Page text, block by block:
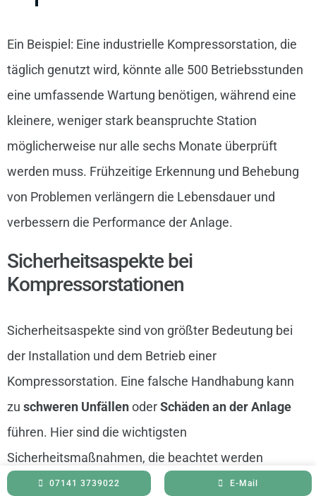
Ein Beispiel: Eine industrielle Kompressorstation, die
täglich genutzt wird, könnte alle 500 Betriebsstunden
eine umfassende Wartung benötigen, während eine
kleinere, weniger stark beanspruchte Station
möglicherweise nur alle sechs Monate überprüft
werden muss. Frühzeitige Erkennung und Behebung
von Problemen verlängern die Lebensdauer und
verbessern die Performance der Anlage.
Sicherheitsaspekte bei
Kompressorstationen
Sicherheitsaspekte sind von größter Bedeutung bei
der Installation und dem Betrieb einer
Kompressorstation. Eine falsche Handhabung kann
zu schweren UnfällenoderSchäden an der Anlage
führen. Hier sind die wichtigsten
Sicherheitsmaßnahmen, die beachtet werden
sollten:
07141 3739022 E-Mail